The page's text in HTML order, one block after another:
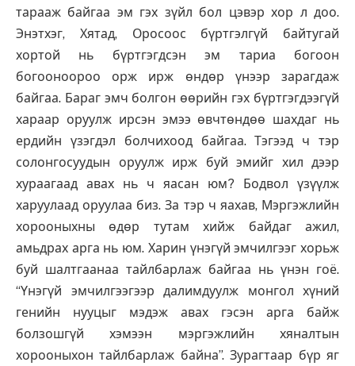
тарааж байгаа эм гэх зүйл бол цэвэр хор л доо.
Энэтхэг, Хятад, Оросоос бүртгэлгүй байтугай
хортой нь бүртгэгдсэн эм тариа богоон
богооноороо орж ирж өндөр үнээр зарагдаж
байгаа. Бараг эмч болгон өөрийн гэх бүртгэгдээгүй
хараар оруулж ирсэн эмээ өвчтөндөө шахдаг нь
ердийн үзэгдэл болчихоод байгаа. Тэгээд ч тэр
солонгосуудын оруулж ирж буй эмийг хил дээр
хураагаад авах нь ч яасан юм? Бодвол үзүүлж
харуулаад оруулаа биз. За тэр ч яахав, Мэргэжлийн
хорооныхны өдөр тутам хийж байдаг ажил,
амьдрах арга нь юм. Харин үнэгүй эмчилгээг хорьж
буй шалтгаанаа тайлбарлаж байгаа нь үнэн гоё.
“Үнэгүй эмчилгээгээр далимдуулж монгол хүний
генийн нууцыг мэдэж авах гэсэн арга байж
болзошгүй хэмээн мэргэжлийн хяналтын
хорооныхон тайлбарлаж байна”. Зурагтаар бүр яг